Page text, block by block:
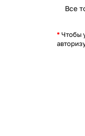
Все
*Чтобы